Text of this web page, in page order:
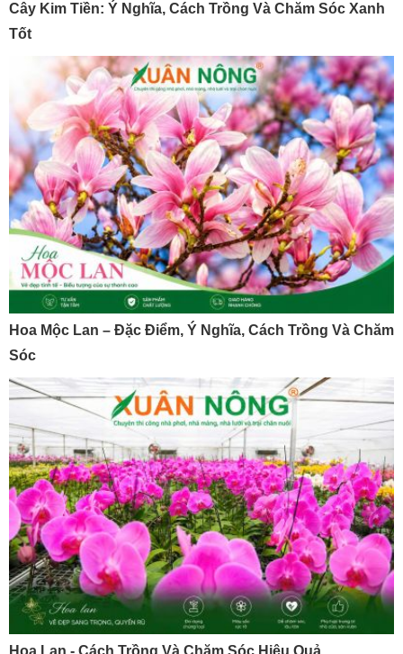
Cây Kim Tiền: Ý Nghĩa, Cách Trồng Và Chăm Sóc Xanh
Tốt
Hoa Mộc Lan – Đặc Điểm, Ý Nghĩa, Cách Trồng Và Chăm
Sóc